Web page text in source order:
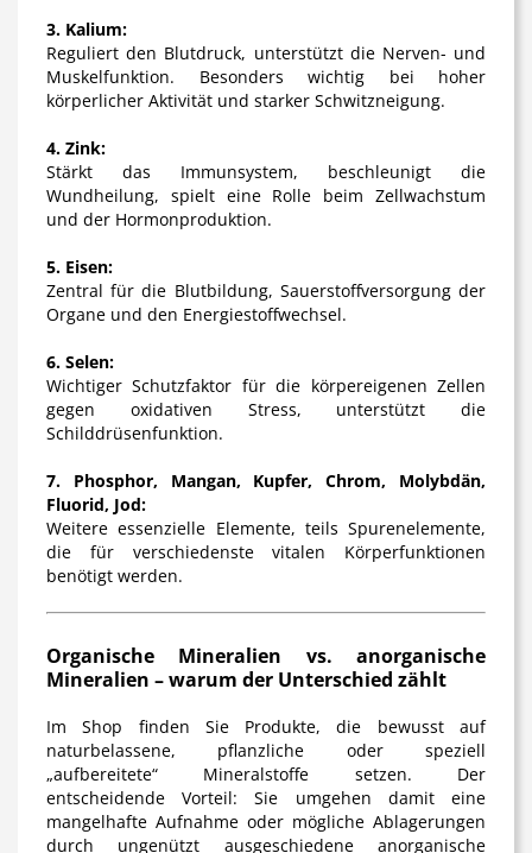
3. Kalium:
Reguliert den Blutdruck, unterstützt die Nerven- und
Muskelfunktion. Besonders wichtig bei hoher
körperlicher Aktivität und starker Schwitzneigung.
4. Zink:
Stärkt das Immunsystem, beschleunigt die
Wundheilung, spielt eine Rolle beim Zellwachstum
und der Hormonproduktion.
5. Eisen:
Zentral für die Blutbildung, Sauerstoffversorgung der
Organe und den Energiestoffwechsel.
6. Selen:
Wichtiger Schutzfaktor für die körpereigenen Zellen
gegen oxidativen Stress, unterstützt die
Schilddrüsenfunktion.
7. Phosphor, Mangan, Kupfer, Chrom, Molybdän,
Fluorid, Jod:
Weitere essenzielle Elemente, teils Spurenelemente,
die für verschiedenste vitalen Körperfunktionen
benötigt werden.
Organische Mineralien vs. anorganische
Mineralien – warum der Unterschied zählt
Im Shop finden Sie Produkte, die bewusst auf
naturbelassene, pflanzliche oder speziell
„aufbereitete“ Mineralstoffe setzen. Der
entscheidende Vorteil: Sie umgehen damit eine
mangelhafte Aufnahme oder mögliche Ablagerungen
durch ungenützt ausgeschiedene anorganische